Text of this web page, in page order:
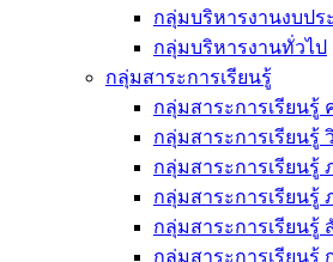
กลุ่มบริหารงานงบป
กลุ่มบริหารงานทั่วไป
กลุ่มสาระการเรียนรู้
กลุ่มสาระการเรียนรู้
กลุ่มสาระการเรียนรู้
กลุ่มสาระการเรียนรู้
กลุ่มสาระการเรียนรู้
กลุ่มสาระการเรียน
กลุ่มสาระการเรียนรู้